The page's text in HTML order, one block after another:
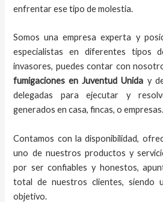
enfrentar ese tipo de molestia.
Somos una empresa experta y
especialistas en diferentes tipos
invasores, puedes contar con
fumigaciones enJuventud Unida y
delegadas para ejecutar y
generados en casa, fincas, o empresas.
Contamos con la disponibilidad,
uno de nuestros productos y
por ser confiables y honestos,
total de nuestros clientes, siendo
objetivo.